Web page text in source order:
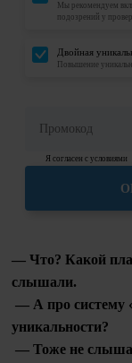
Мы рекомендуем
подозрений у
Двойная
Повышение
Я согласен с условиями
— Что? Какой
слышали.
— А про систему
уникальности?
— Тоже не